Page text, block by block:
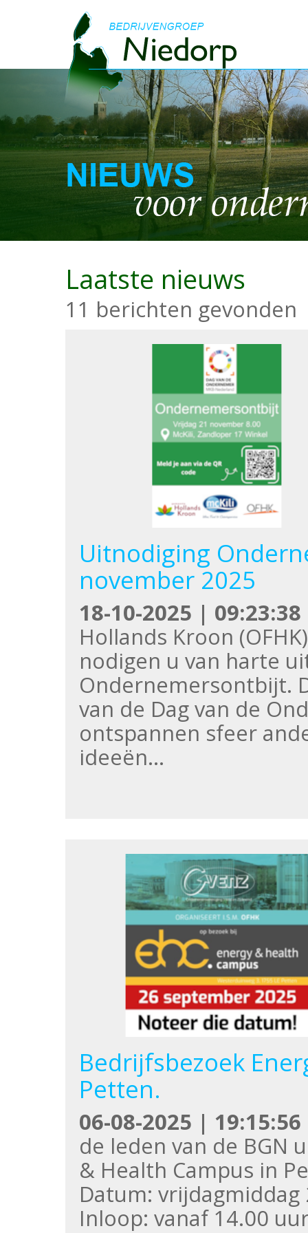
Laatste nieuws
11 berichten gevonden
Uitnodiging
november 2025
18-10-2025 | 09:23:38
Hollands Kroon
nodigen u van harte
Ondernemersontbijt.
van de Dag van de
ontspannen sfeer
ideeën…
Bedrijfsbezoek
Petten.
06-08-2025 | 19:15:56
de leden van de BGN
& Health Campus in
Datum:
Inloop: vanaf 14.00